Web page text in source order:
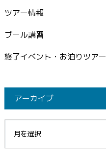
ツアー情報
プール講習
終了イベント・お泊りツアー
アーカイブ